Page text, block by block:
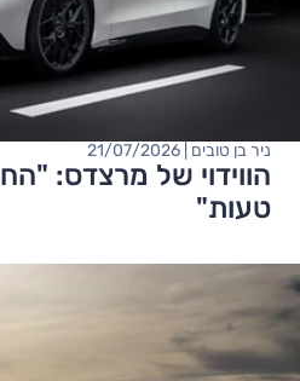
הווידוי של מרצדס:
טעות"
ניר בן טובים | 21/07/2026